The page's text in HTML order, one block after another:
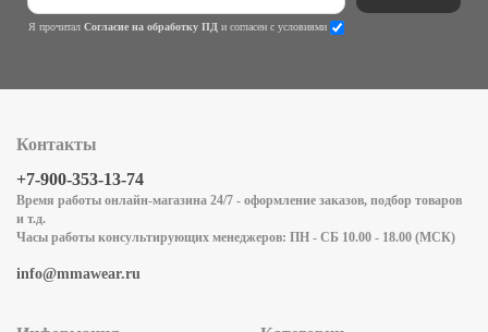
Я прочитал Согласие на обработку ПД и согласен с условиями
Контакты
+7-900-353-13-74
Время работы онлайн-магазина 24/7 - оформление заказов, подбор товаров
и т.д.
Часы работы консультирующих менеджеров: ПН - СБ 10.00 - 18.00 (МСК)
info@mmawear.ru